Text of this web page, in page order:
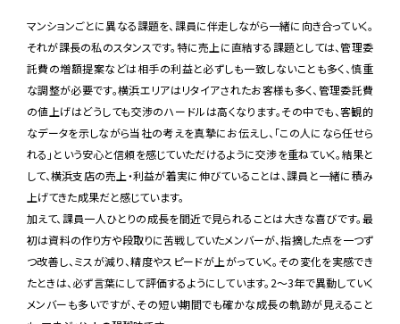
マンションごとに異なる課題を、課員に伴走しながら一緒に向き合っていく。
それが課長の私のスタンスです。特に売上に直結する課題としては、管理委
託費の増額提案などは相手の利益と必ずしも一致しないことも多く、慎重
な調整が必要です。横浜エリアはリタイアされたお客様も多く、管理委託費
の値上げはどうしても交渉のハードルは高くなります。その中でも、客観的
なデータを示しながら当社の考えを真摯にお伝えし、「この人になら任せら
れる」という安心と信頼を感じていただけるように交渉を重ねていく。結果と
して、横浜支店の売上・利益が着実に伸びていることは、課員と一緒に積み
上げてきた成果だと感じています。
加えて、課員一人ひとりの成長を間近で見られることは大きな喜びです。最
初は資料の作り方や段取りに苦戦していたメンバーが、指摘した点を一つず
つ改善し、ミスが減り、精度やスピードが上がっていく。その変化を実感でき
たときは、必ず言葉にして評価するようにしています。2〜3年で異動していく
メンバーも多いですが、その短い期間でも確かな成長の軌跡が見えること